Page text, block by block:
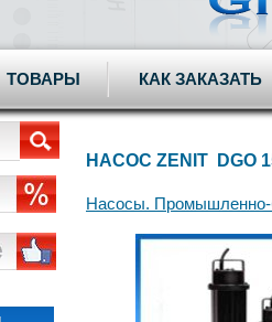
ТОВАРЫ КАК ЗАКАЗАТЬ
НАСОС ZENIT DGO
Насосы. Промышленно-